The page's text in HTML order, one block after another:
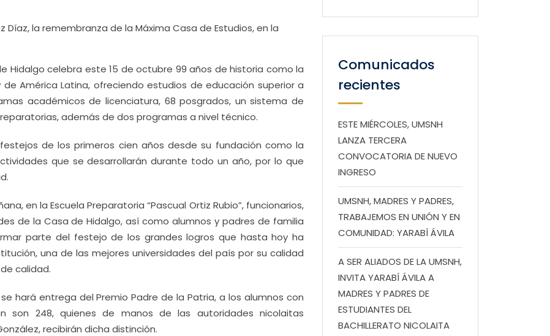
la remembranza de la Máxima Casa de Estudios, en la
Hidalgo celebra este 15 de octubre 99 años de historia como la
América Latina, ofreciendo estudios de educación superior a
académicos de licenciatura, 68 posgrados, un sistema de
además de dos programas a nivel técnico.
de los primeros cien años desde su fundación como la
que se desarrollarán durante todo un año, por lo que
en la Escuela Preparatoria “Pascual Ortiz Rubio”, funcionarios,
de la Casa de Hidalgo, así como alumnos y padres de familia
parte del festejo de los grandes logros que hasta hoy ha
una de las mejores universidades del país por su calidad
calidad.
hará entrega del Premio Padre de la Patria, a los alumnos con
son 248, quienes de manos de las autoridades nicolaitas
recibirán dicha distinción.
Comunicados
recientes
ESTE MIÉRCOLES, UMSNH
LANZA TERCERA
CONVOCATORIA DE NUEVO
INGRESO
UMSNH, MADRES Y PADRES,
TRABAJEMOS EN UNIÓN Y EN
COMUNIDAD: YARABÍ ÁVILA
A SER ALIADOS DE LA UMSNH,
INVITA YARABÍ ÁVILA A
MADRES Y PADRES DE
ESTUDIANTES DEL
BACHILLERATO NICOLAITA